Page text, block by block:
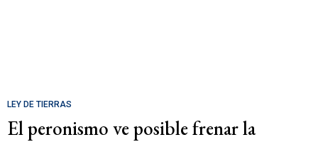
LEY DE TIERRAS
El peronismo ve posible frenar la